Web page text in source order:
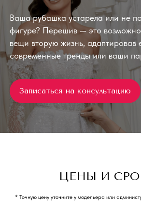
Ваша рубашка устарела или не
фигуре? Перешив — это
вещи вторую жизнь, адаптировав
современные тренды или ваши
Записаться на консультацию
ЦЕНЫ И
* Точную цену уточните у модельера или